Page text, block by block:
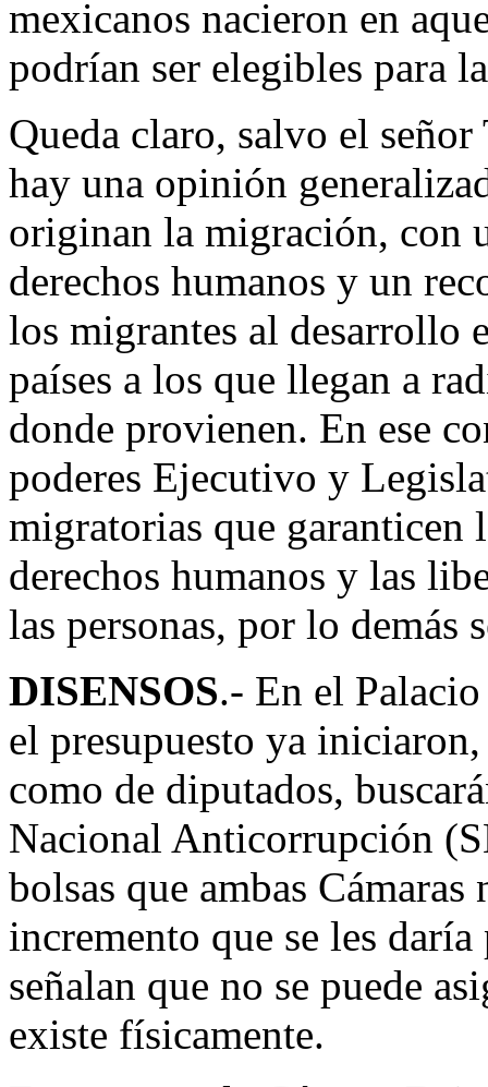
mexicanos nacieron en
podrían ser elegibles para
Queda claro, salvo el
hay una opinión
originan la migración, con
derechos humanos y un
los migrantes al desarrollo
países a los que llegan a
donde provienen. En ese
poderes Ejecutivo y
migratorias que garanticen
derechos humanos y las
las personas, por lo demás
DISENSOS.- En el
el presupuesto ya
como de diputados,
Nacional Anticorrupción
bolsas que ambas
incremento que se les
señalan que no se puede
existe físicamente.